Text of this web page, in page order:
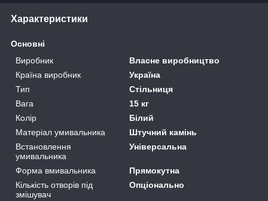
Характеристики
Основні
Виробник
Власне виробництво
Країна виробник
Україна
Тип
Стільниця
Вага
15 кг
Колір
Білий
Матеріал умивальника
Штучний камінь
Встановлення
умивальника
Універсальна
Форма вмивальника
Прямокутна
Кількість отворів під
змішувач
Опціонально